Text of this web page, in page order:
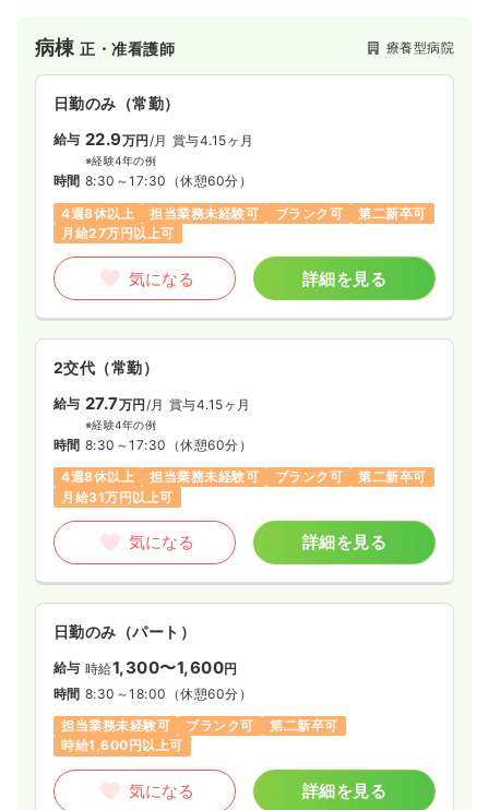
病棟正・准看護師 療養型病院
日勤のみ（常勤）
給与 22.9万円/月 賞与4.15ヶ月
※経験4年の例
時間 8:30～17:30 （休憩60分）
4週8休以上
担当業務未経験可 ブランク可
第二新卒可
月給27万円以上可
気になる 詳細を見る
2交代（常勤）
給与 27.7万円/月 賞与4.15ヶ月
※経験4年の例
時間 8:30～17:30 （休憩60分）
4週8休以上
担当業務未経験可 ブランク可
第二新卒可
月給31万円以上可
気になる 詳細を見る
日勤のみ（パート）
給与 時給1,300〜1,600円
時間 8:30～18:00 （休憩60分）
担当業務未経験可
ブランク可
第二新卒可
時給1,600円以上可
気になる 詳細を見る